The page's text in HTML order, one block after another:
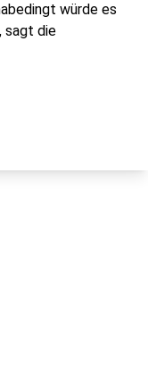
würde es
sagt die